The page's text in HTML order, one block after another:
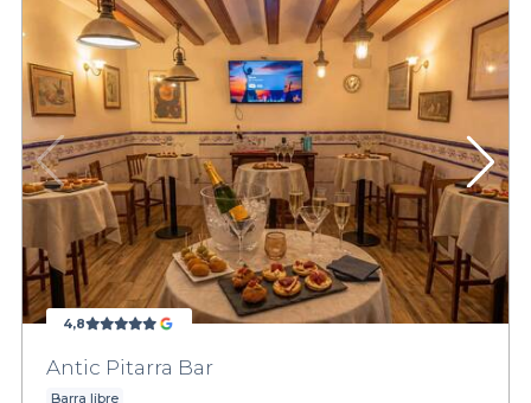
4,8
Antic Pitarra Bar
Barra libre